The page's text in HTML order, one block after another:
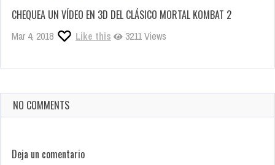
CHEQUEA UN VÍDEO EN 3D DEL CLÁSICO MORTAL KOMBAT 2
Mar 4, 2018 Like this 3211 Views
NO COMMENTS
Deja un comentario